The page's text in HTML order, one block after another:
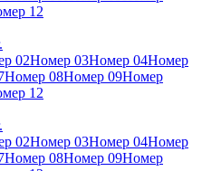
12
02Номер 03Номер 04Номер
Номер 08Номер 09Номер
12
02Номер 03Номер 04Номер
Номер 08Номер 09Номер